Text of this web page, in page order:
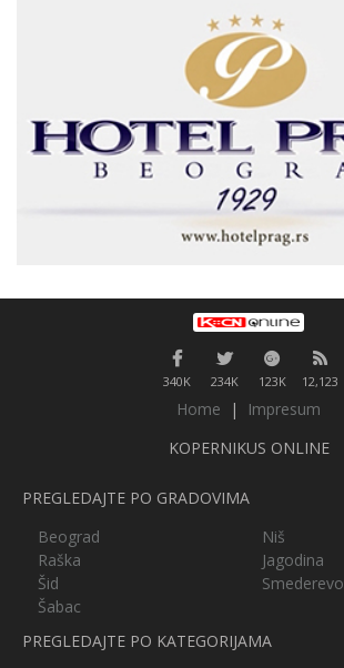
340K 234K 123K 12,123
Home |
Impresum
KOPERNIKUS ONLINE
PREGLEDAJTE PO GRADOVIMA
Beograd
Niš
Raška
Jagodina
Šid
Smederevo
Šabac
PREGLEDAJTE PO KATEGORIJAMA